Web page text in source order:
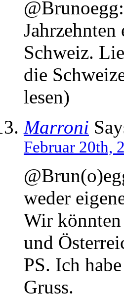
Schweiz.
die
lesen)
Marroni
Februar 20th,
weder
Wir
und
PS. Ich
Gruss.